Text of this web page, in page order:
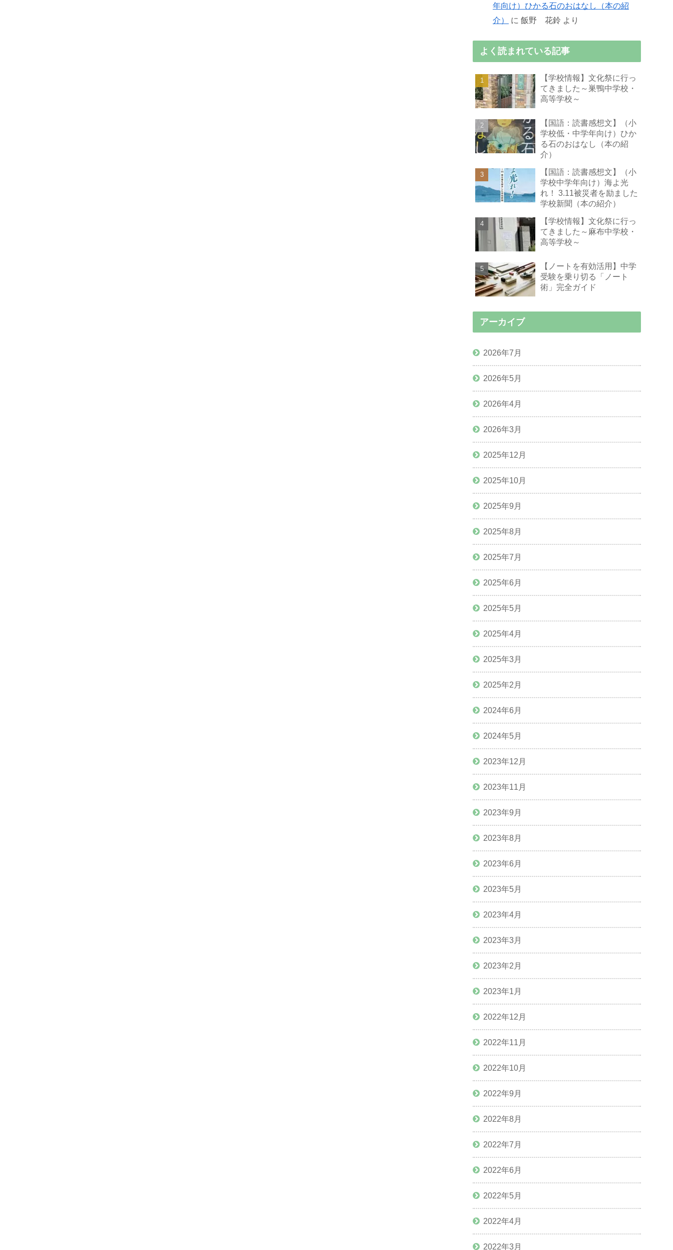
年向け）ひかる石のおはなし（本の紹
介）
に 飯野 花鈴 より
よく読まれている記事
【学校情報】文化祭に行っ
てきました～巣鴨中学校・
高等学校～
【国語：読書感想文】（小
学校低・中学年向け）ひか
る石のおはなし（本の紹
介）
【国語：読書感想文】（小
学校中学年向け）海よ光
れ！ 3.11被災者を励ました
学校新聞（本の紹介）
【学校情報】文化祭に行っ
てきました～麻布中学校・
高等学校～
【ノートを有効活用】中学
受験を乗り切る「ノート
術」完全ガイド
アーカイブ
2026年7月
2026年5月
2026年4月
2026年3月
2025年12月
2025年10月
2025年9月
2025年8月
2025年7月
2025年6月
2025年5月
2025年4月
2025年3月
2025年2月
2024年6月
2024年5月
2023年12月
2023年11月
2023年9月
2023年8月
2023年6月
2023年5月
2023年4月
2023年3月
2023年2月
2023年1月
2022年12月
2022年11月
2022年10月
2022年9月
2022年8月
2022年7月
2022年6月
2022年5月
2022年4月
2022年3月